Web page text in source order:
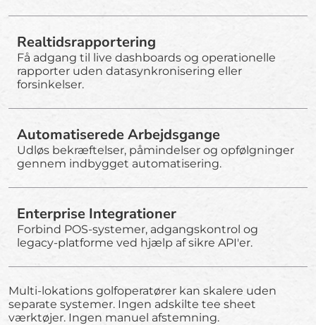
Realtidsrapportering
Få adgang til live dashboards og operationelle
rapporter uden datasynkronisering eller
forsinkelser.
Automatiserede Arbejdsgange
Udløs bekræftelser, påmindelser og opfølgninger
gennem indbygget automatisering.
Enterprise Integrationer
Forbind POS-systemer, adgangskontrol og
legacy-platforme ved hjælp af sikre API'er.
Multi-lokations golfoperatører kan skalere uden
separate systemer. Ingen adskilte tee sheet
værktøjer. Ingen manuel afstemning.